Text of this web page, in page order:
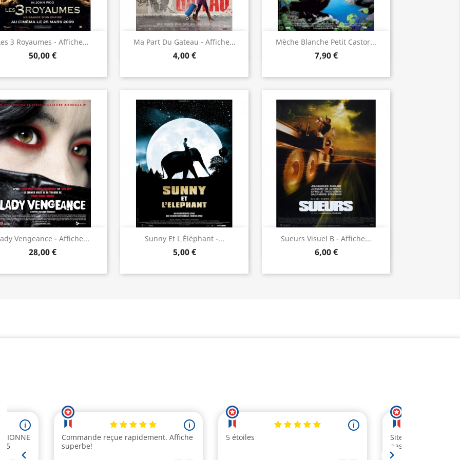
3 Royaumes - Affiche...
50,00 €
Aperçu rapide Ma Part Du Gateau - Affiche...
4,00 €
 Aperçu rapide Mèche Blanche Petit Castor...
7,90 €
Aperçu rapide
Vengeance - Affiche...
28,00 €
Aperçu rapide Sunny Et L Éléphant -...
5,00 €
Aperçu rapide Sueurs Visuel B - Affiche...
6,00 €
Aperçu rapide